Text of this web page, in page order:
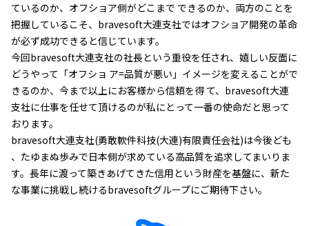
ているのか、オフショア側がどこまで できるのか、両方のことを
把握しているこそ、bravesoft大連支社ではオフショア開発の革命
が必ず成功できると信じています。
今回bravesoft大連支社の社長という重役を任され、嬉しい反面に
どうやって「オフショ ア=品質が悪い」イメージを変えることがで
きるのか、今まで以上にお客様から信頼を得 て、bravesoft大連
支社に仕事を任せて頂けるのが私にとって一番の使命だと思って
おります。
bravesoft大連支社(勇敢軟件科技(大連)有限責任会社)は今後ども
、たゆまぬ歩みで日本側が求めている高品質を追求してまいりま
す。長年に渡って築きあげてきた信用という財産を基盤に、新た
な事業に挑戦し続けるbravesoftグループにご期待下さい。